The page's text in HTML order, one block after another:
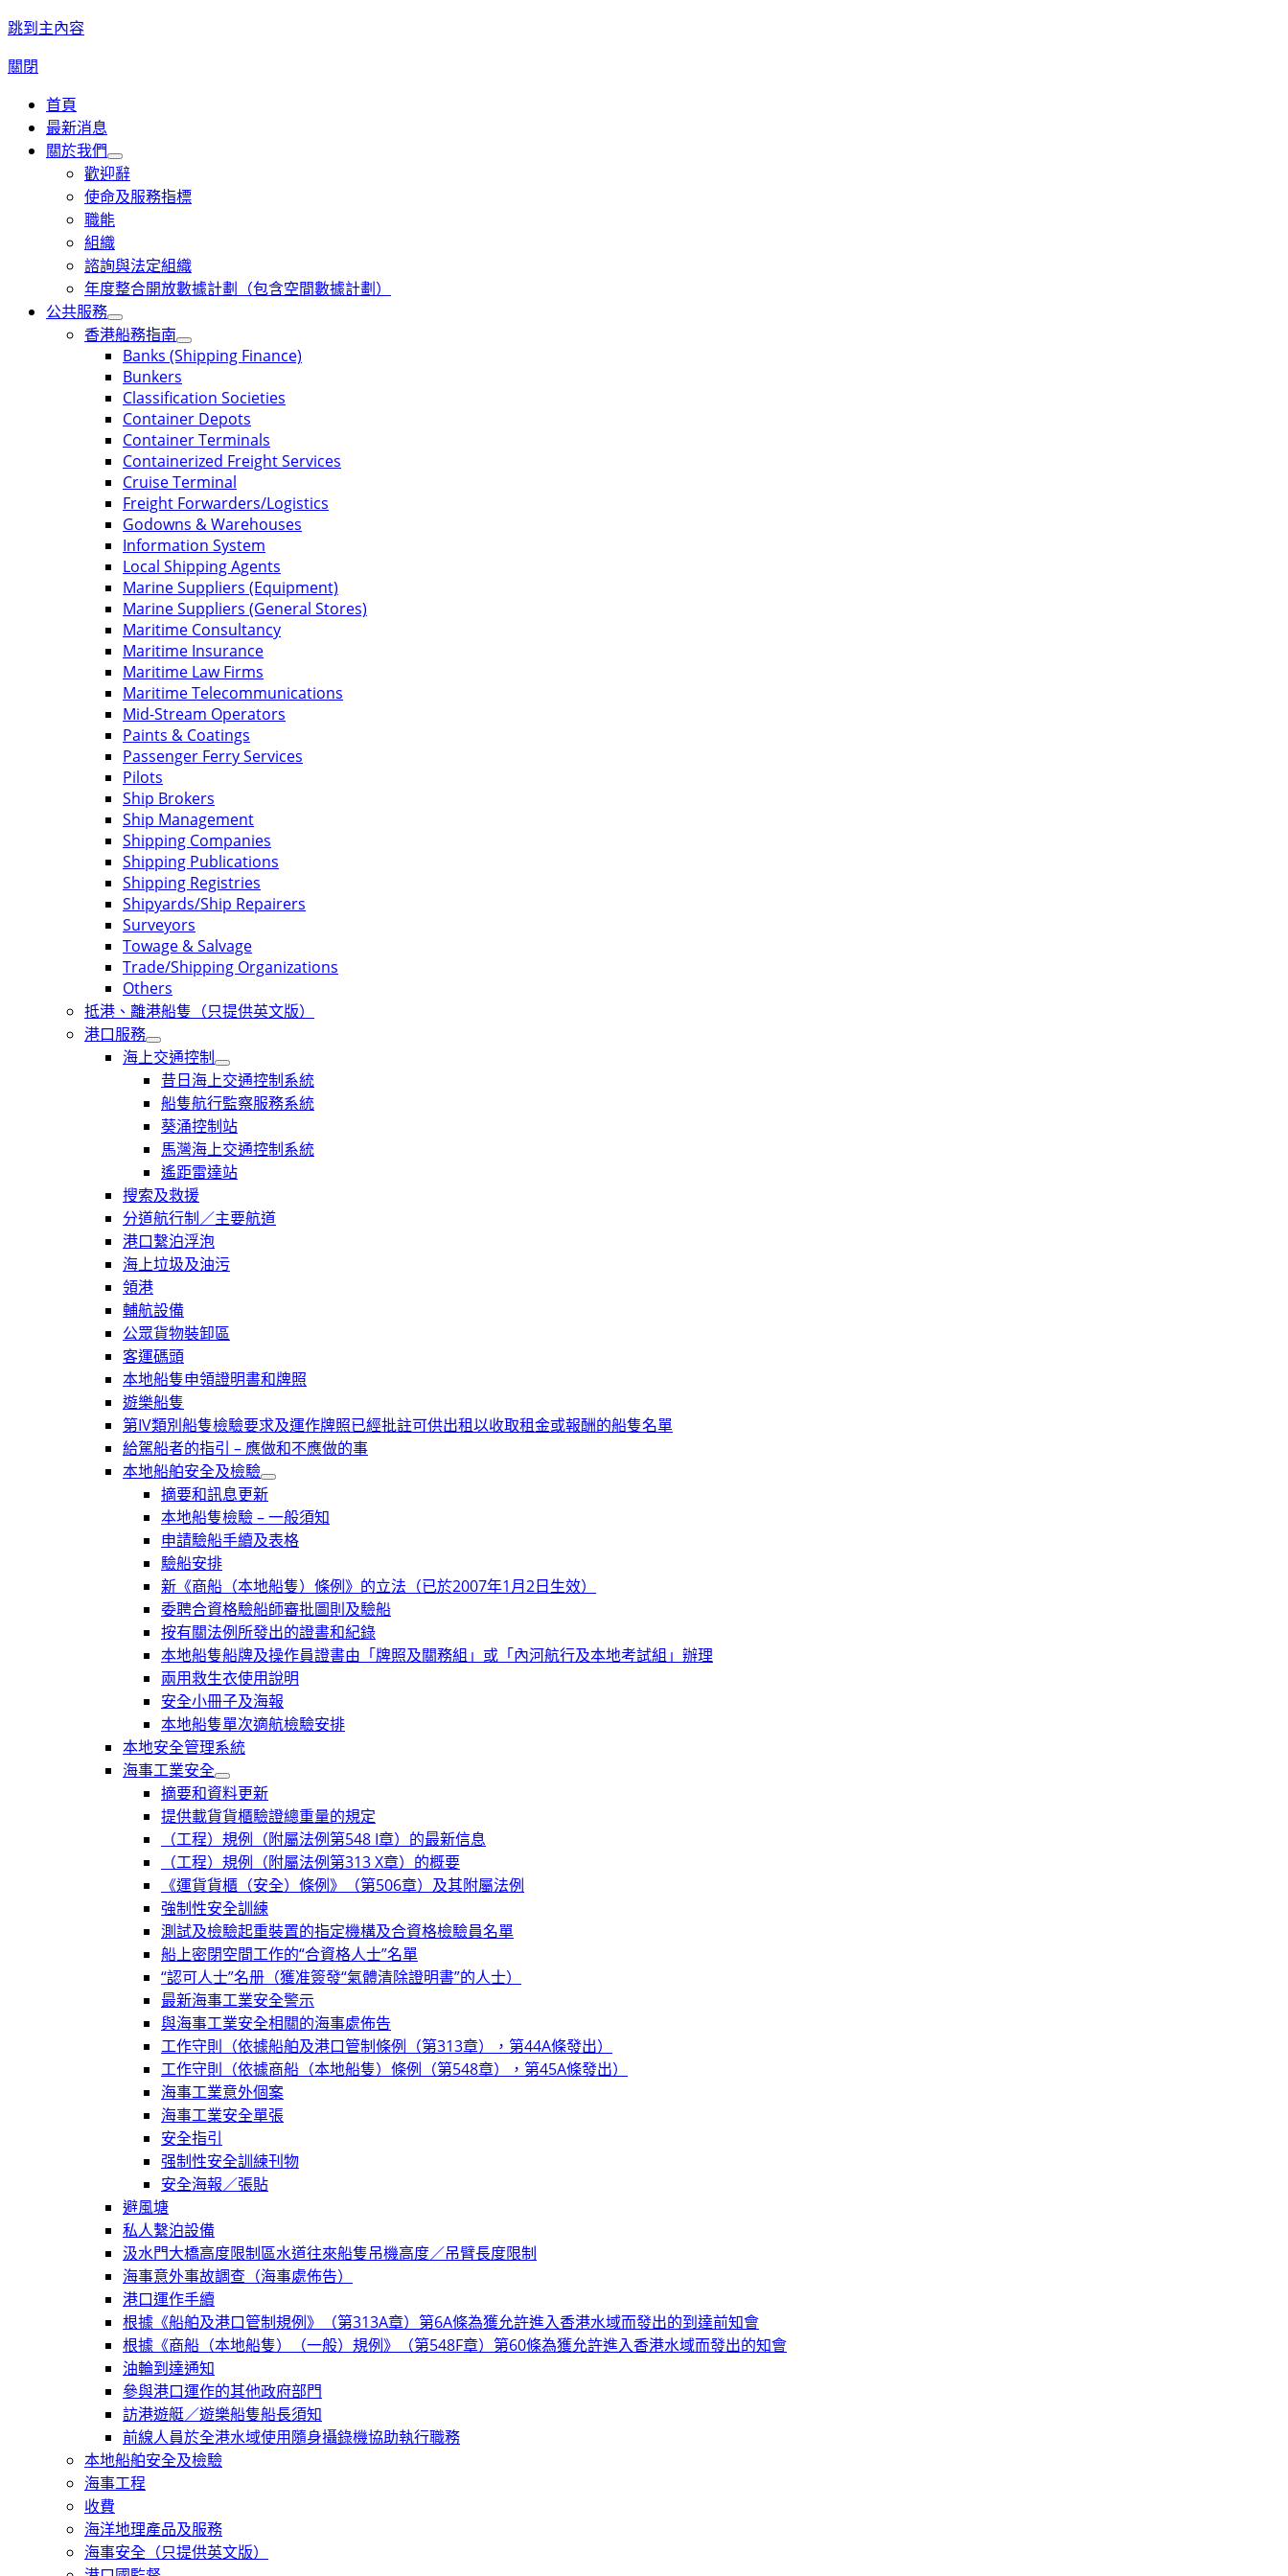
跳到主內容
關閉
首頁
最新消息
關於我們
歡迎辭
使命及服務指標
職能
組織
諮詢與法定組織
年度整合開放數據計劃（包含空間數據計劃）
公共服務
香港船務指南
Banks (Shipping Finance)
Bunkers
Classification Societies
Container Depots
Container Terminals
Containerized Freight Services
Cruise Terminal
Freight Forwarders/Logistics
Godowns & Warehouses
Information System
Local Shipping Agents
Marine Suppliers (Equipment)
Marine Suppliers (General Stores)
Maritime Consultancy
Maritime Insurance
Maritime Law Firms
Maritime Telecommunications
Mid-Stream Operators
Paints & Coatings
Passenger Ferry Services
Pilots
Ship Brokers
Ship Management
Shipping Companies
Shipping Publications
Shipping Registries
Shipyards/Ship Repairers
Surveyors
Towage & Salvage
Trade/Shipping Organizations
Others
抵港、離港船隻（只提供英文版）
港口服務
海上交通控制
昔日海上交通控制系統
船隻航行監察服務系統
葵涌控制站
馬灣海上交通控制系統
遙距雷達站
搜索及救援
分道航行制／主要航道
港口繫泊浮泡
海上垃圾及油污
領港
輔航設備
公眾貨物裝卸區
客運碼頭
本地船隻申領證明書和牌照
遊樂船隻
第IV類別船隻檢驗要求及運作牌照已經批註可供出租以收取租金或報酬的船隻名單
給駕船者的指引 – 應做和不應做的事
本地船舶安全及檢驗
摘要和訊息更新
本地船隻檢驗 – 一般須知
申請驗船手續及表格
驗船安排
新《商船（本地船隻）條例》的立法（已於2007年1月2日生效）
委聘合資格驗船師審批圖則及驗船
按有關法例所發出的證書和紀錄
本地船隻船牌及操作員證書由「牌照及關務組」或「內河航行及本地考試組」辦理
兩用救生衣使用說明
安全小冊子及海報
本地船隻單次適航檢驗安排
本地安全管理系統
海事工業安全
摘要和資料更新
提供載貨貨櫃驗證總重量的規定
（工程）規例（附屬法例第548 I章）的最新信息
（工程）規例（附屬法例第313 X章）的概要
《運貨貨櫃（安全）條例》（第506章）及其附屬法例
強制性安全訓練
測試及檢驗起重裝置的指定機構及合資格檢驗員名單
船上密閉空間工作的“合資格人士”名單
“認可人士”名册（獲准簽發“氣體清除證明書”的人士）
最新海事工業安全警示
與海事工業安全相關的海事處佈告
工作守則（依據船舶及港口管制條例（第313章），第44A條發出）
工作守則（依據商船（本地船隻）條例（第548章），第45A條發出）
海事工業意外個案
海事工業安全單張
安全指引
强制性安全訓練刊物
安全海報／張貼
避風塘
私人繫泊設備
汲水門大橋高度限制區水道往來船隻吊機高度／吊臂長度限制
海事意外事故調查（海事處佈告）
港口運作手續
根據《船舶及港口管制規例》（第313A章）第6A條為獲允許進入香港水域而發出的到達前知會
根據《商船（本地船隻）（一般）規例》（第548F章）第60條為獲允許進入香港水域而發出的知會
油輪到達通知
參與港口運作的其他政府部門
訪港遊艇／遊樂船隻船長須知
前線人員於全港水域使用隨身攝錄機協助執行職務
本地船舶安全及檢驗
海事工程
收費
海洋地理產品及服務
海事安全（只提供英文版）